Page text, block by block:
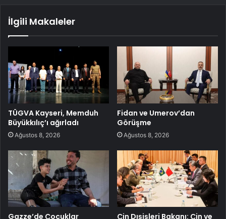
İlgili Makaleler
TÜGVA Kayseri, Memduh
Büyükkılıç’ı ağırladı
Ağustos 8, 2026
Fidan ve Umerov’dan
Görüşme
Ağustos 8, 2026
Gazze’de Çocuklar
Çin Dışişleri Bakanı: Çin ve